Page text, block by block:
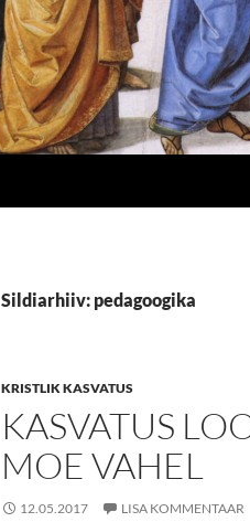
Sildiarhiiv: pedagoogika
KRISTLIK KASVATUS
KASVATUS
MOE VAHEL
12.05.2017 LISA KOMMENTAAR